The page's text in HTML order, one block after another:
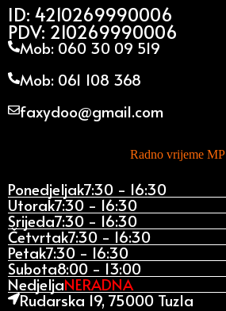
ID: 4210269990006
PDV: 210269990006
Mob: 060 30 09 519
Mob: 061 108 368
faxydoo@gmail.com
Radno vrijeme MP
Ponedjeljak7:30 - 16:30
Utorak7:30 - 16:30
Srijeda7:30 - 16:30
Četvrtak7:30 - 16:30
Petak7:30 - 16:30
Subota8:00 - 13:00
NedjeljaNERADNA
Rudarska 19, 75000 Tuzla